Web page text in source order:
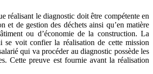
réalisant le diagnostic doit être compétente en
et de gestion des déchets ainsi qu’en matière
ou d’économie de la construction. La
se voit confier la réalisation de cette mission
qui va procéder au diagnostic possède les
Cette preuve est fournie avant la réalisation